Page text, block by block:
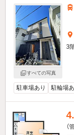
すべての写真
3
駐車場あり 駐輪場
（